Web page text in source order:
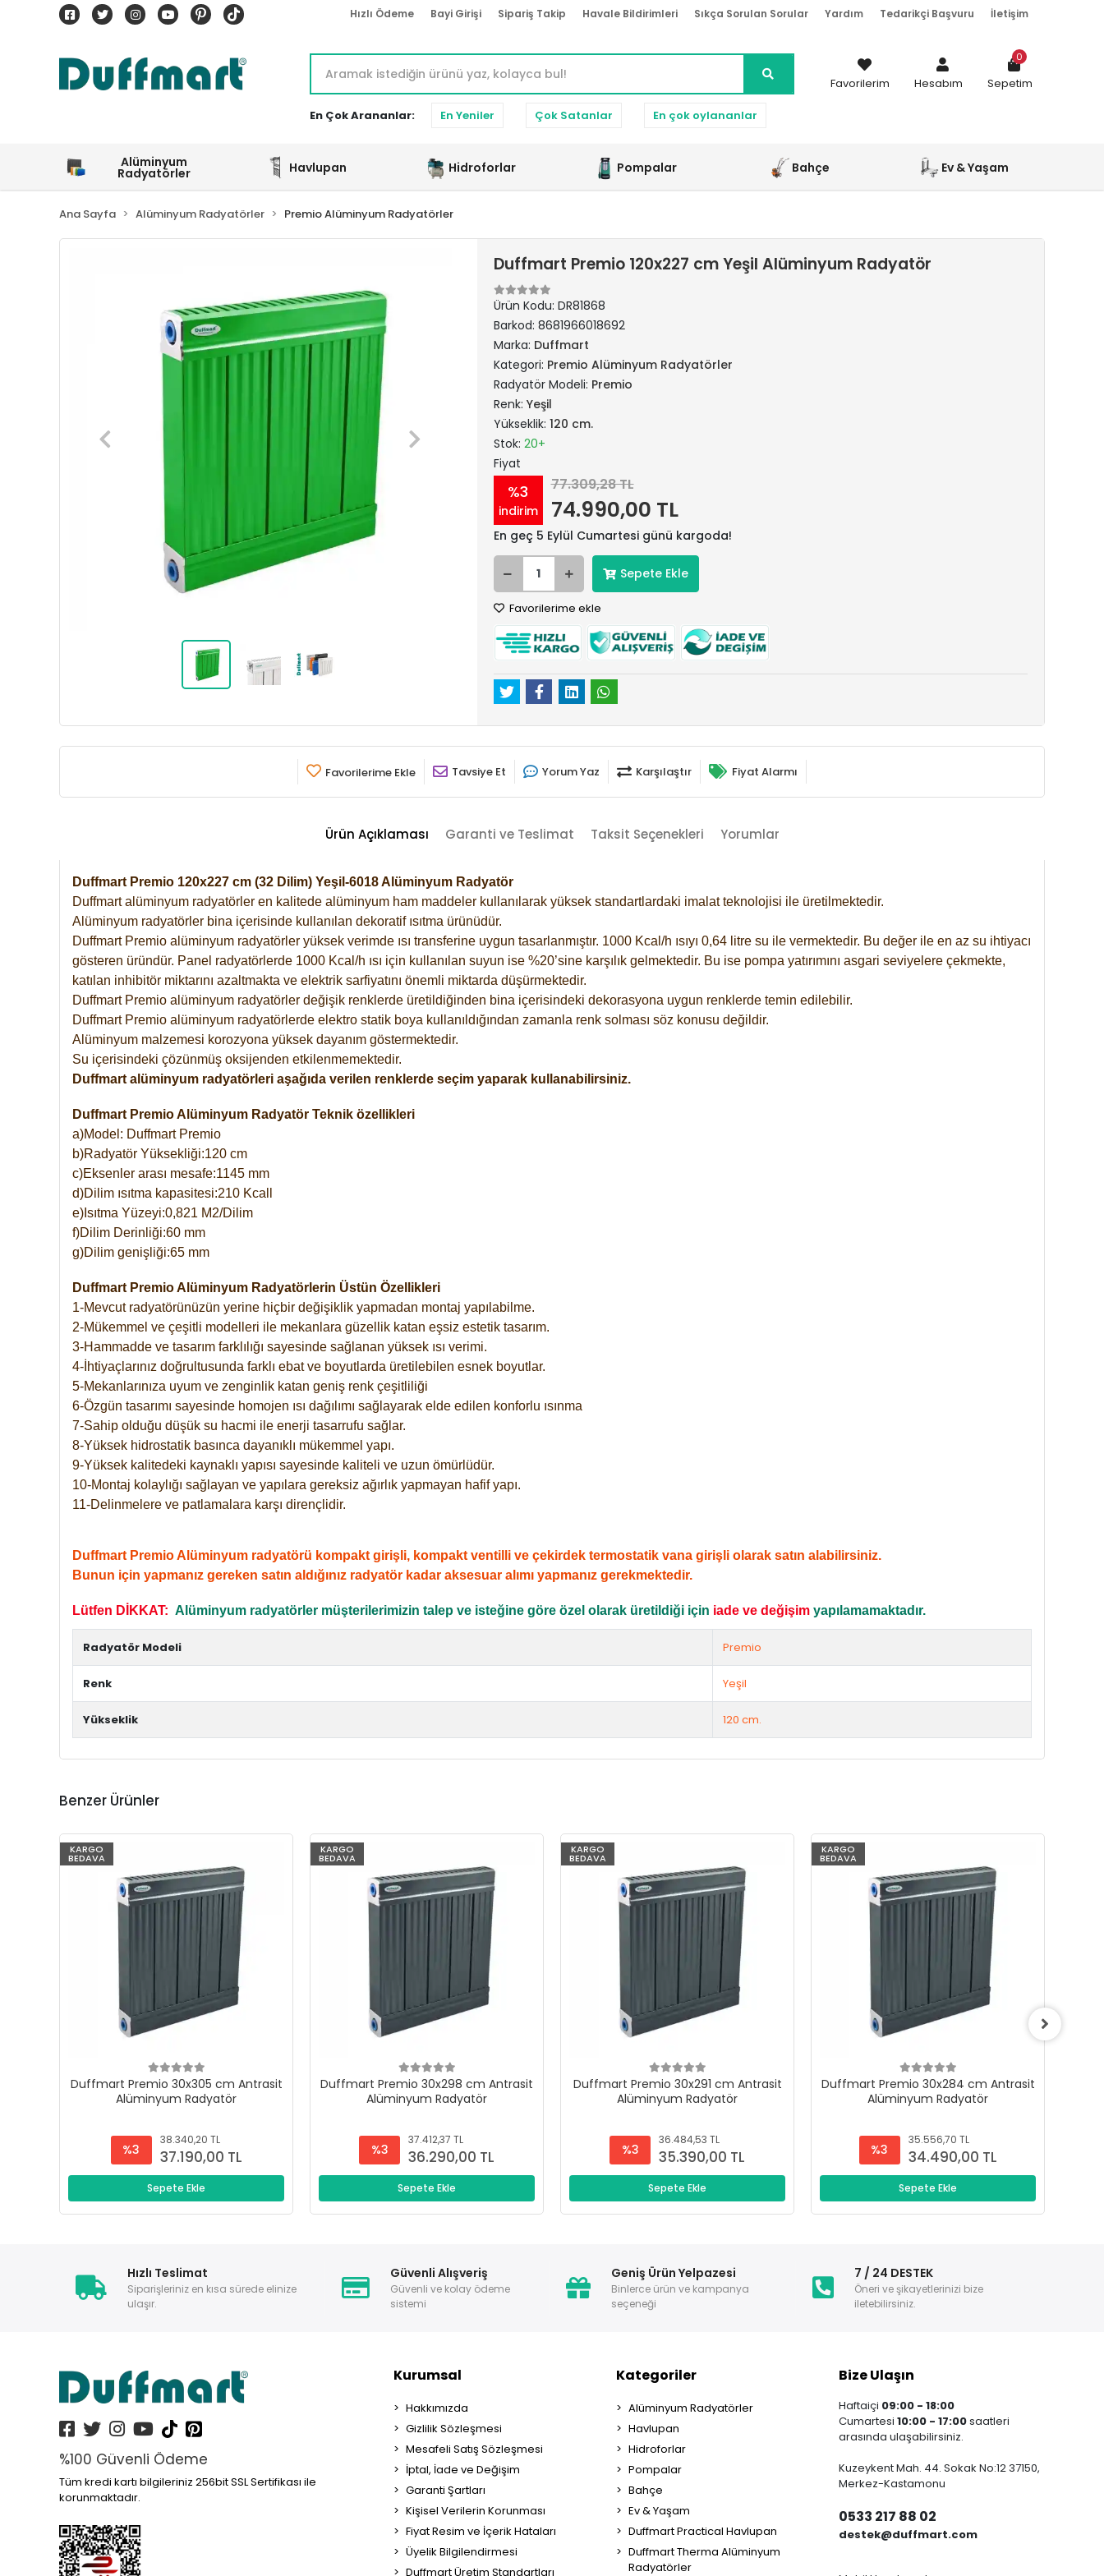
Hızlı Ödeme Bayi Girişi Sipariş Takip Havale Bildirimleri Sıkça Sorulan Sorular Yardım Tedarikçi Başvuru İletişim
En Çok Arananlar: En Yeniler Çok Satanlar En çok oylananlar
Favorilerim Hesabım Sepetim
0
Alüminyum
Radyatörler Havlupan Hidroforlar Pompalar Bahçe Ev & Yaşam
Ana Sayfa Alüminyum Radyatörler Premio Alüminyum Radyatörler
Duffmart Premio 120x227 cm Yeşil Alüminyum Radyatör
Ürün Kodu: DR81868
Barkod: 8681966018692
Marka: Duffmart
Kategori: Premio Alüminyum Radyatörler
Radyatör Modeli: Premio
Renk: Yeşil
Yükseklik: 120 cm.
Stok: 20+
Fiyat
%3
indirim
77.309,28 TL
74.990,00 TL
En geç 5 Eylül Cumartesi günü kargoda!
Sepete Ekle
Favorilerime ekle
Favorilerime Ekle Tavsiye Et Yorum Yaz Karşılaştır Fiyat Alarmı
Ürün Açıklaması Garanti ve Teslimat Taksit Seçenekleri Yorumlar
Duffmart Premio 120x227 cm (32 Dilim) Yeşil-6018 Alüminyum Radyatör
Duffmart alüminyum radyatörler en kalitede alüminyum ham maddeler kullanılarak yüksek standartlardaki imalat teknolojisi ile üretilmektedir.
Alüminyum radyatörler bina içerisinde kullanılan dekoratif ısıtma ürünüdür.
Duffmart Premio alüminyum radyatörler yüksek verimde ısı transferine uygun tasarlanmıştır. 1000 Kcal/h ısıyı 0,64 litre su ile vermektedir. Bu değer ile en az su ihtiyacı
gösteren üründür. Panel radyatörlerde 1000 Kcal/h ısı için kullanılan suyun ise %20’sine karşılık gelmektedir. Bu ise pompa yatırımını asgari seviyelere çekmekte,
katılan inhibitör miktarını azaltmakta ve elektrik sarfiyatını önemli miktarda düşürmektedir.
Duffmart Premio alüminyum radyatörler değişik renklerde üretildiğinden bina içerisindeki dekorasyona uygun renklerde temin edilebilir.
Duffmart Premio alüminyum radyatörlerde elektro statik boya kullanıldığından zamanla renk solması söz konusu değildir.
Alüminyum malzemesi korozyona yüksek dayanım göstermektedir.
Su içerisindeki çözünmüş oksijenden etkilenmemektedir.
Duffmart alüminyum radyatörleri aşağıda verilen renklerde seçim yaparak kullanabilirsiniz.
Duffmart Premio Alüminyum Radyatör Teknik özellikleri
a)Model: Duffmart Premio
b)Radyatör Yüksekliği:120 cm
c)Eksenler arası mesafe:1145 mm
d)Dilim ısıtma kapasitesi:210 Kcall
e)Isıtma Yüzeyi:0,821 M2/Dilim
f)Dilim Derinliği:60 mm
g)Dilim genişliği:65 mm
Duffmart Premio Alüminyum Radyatörlerin Üstün Özellikleri
1-Mevcut radyatörünüzün yerine hiçbir değişiklik yapmadan montaj yapılabilme.
2-Mükemmel ve çeşitli modelleri ile mekanlara güzellik katan eşsiz estetik tasarım.
3-Hammadde ve tasarım farklılığı sayesinde sağlanan yüksek ısı verimi.
4-İhtiyaçlarınız doğrultusunda farklı ebat ve boyutlarda üretilebilen esnek boyutlar.
5-Mekanlarınıza uyum ve zenginlik katan geniş renk çeşitliliği
6-Özgün tasarımı sayesinde homojen ısı dağılımı sağlayarak elde edilen konforlu ısınma
7-Sahip olduğu düşük su hacmi ile enerji tasarrufu sağlar.
8-Yüksek hidrostatik basınca dayanıklı mükemmel yapı.
9-Yüksek kalitedeki kaynaklı yapısı sayesinde kaliteli ve uzun ömürlüdür.
10-Montaj kolaylığı sağlayan ve yapılara gereksiz ağırlık yapmayan hafif yapı.
11-Delinmelere ve patlamalara karşı dirençlidir.
Duffmart Premio Alüminyum radyatörü kompakt girişli, kompakt ventilli ve çekirdek termostatik vana girişli olarak satın alabilirsiniz.
Bunun için yapmanız gereken satın aldığınız radyatör kadar aksesuar alımı yapmanız gerekmektedir.
Lütfen DİKKAT: Alüminyum radyatörler müşterilerimizin talep ve isteğine göre özel olarak üretildiği için iade ve değişim yapılamamaktadır.
Radyatör Modeli Premio
Renk Yeşil
Yükseklik 120 cm.
Benzer Ürünler
KARGO
BEDAVA
Duffmart Premio 30x305 cm Antrasit
Alüminyum Radyatör
%3
38.340,20 TL
37.190,00 TL
Sepete Ekle
KARGO
BEDAVA
Duffmart Premio 30x298 cm Antrasit
Alüminyum Radyatör
%3
37.412,37 TL
36.290,00 TL
Sepete Ekle
KARGO
BEDAVA
Duffmart Premio 30x291 cm Antrasit
Alüminyum Radyatör
%3
36.484,53 TL
35.390,00 TL
Sepete Ekle
KARGO
BEDAVA
Duffmart Premio 30x284 cm Antrasit
Alüminyum Radyatör
%3
35.556,70 TL
34.490,00 TL
Sepete Ekle
Hızlı Teslimat
Siparişleriniz en kısa sürede elinize
ulaşır.
Güvenli Alışveriş
Güvenli ve kolay ödeme
sistemi
Geniş Ürün Yelpazesi
Binlerce ürün ve kampanya
seçeneği
7 / 24 DESTEK
Öneri ve şikayetlerinizi bize
iletebilirsiniz.
%100 Güvenli Ödeme
Tüm kredi kartı bilgileriniz 256bit SSL Sertifikası ile
korunmaktadır.
Kurumsal
Hakkımızda
Gizlilik Sözleşmesi
Mesafeli Satış Sözleşmesi
İptal, İade ve Değişim
Garanti Şartları
Kişisel Verilerin Korunması
Fiyat Resim ve İçerik Hataları
Üyelik Bilgilendirmesi
Duffmart Üretim Standartları
Kategoriler
Alüminyum Radyatörler
Havlupan
Hidroforlar
Pompalar
Bahçe
Ev & Yaşam
Duffmart Practical Havlupan
Duffmart Therma Alüminyum
Radyatörler
Bize Ulaşın
Haftaiçi 09:00 - 18:00
Cumartesi 10:00 - 17:00saatleri
arasında ulaşabilirsiniz.
Kuzeykent Mah. 44. Sokak No:12 37150,
Merkez-Kastamonu
0533 217 88 02
destek@duffmart.com